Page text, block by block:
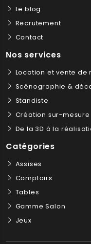
Le blog
Recrutement
Contact
Nos services
Location et vente de
Scénographie &
Standiste
Création sur-mesure
De la 3D à la
Catégories
Assises
Comptoirs
Tables
Gamme Salon
Jeux